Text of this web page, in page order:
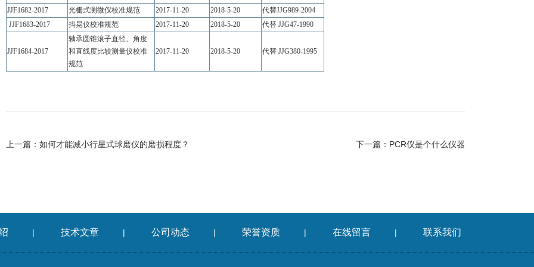
JJF1682-2017
光栅式测微仪校准规范 2017-11-20 2018-5-20
代替JJG989-2004
JJF1683-2017
抖晃仪校准规范 2017-11-20 2018-5-20 代替 JJG47-1990
JJF1684-2017
轴承圆锥滚子直径、角度
和直线度比较测量仪校准
规范
2017-11-20 2018-5-20 代替 JJG380-1995
下一篇： PCR仪是个什么仪器
上一篇： 如何才能减小行星式球磨仪的磨损程度？
| 技术文章 | 公司动态 | 荣誉资质 | 在线留言 | 联系我们